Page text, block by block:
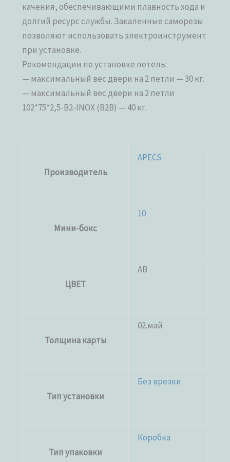
качения, обеспечивающими плавность хода и
долгий ресурс службы. Закаленные саморезы
позволяют использовать электроинструмент
при установке.
Рекомендации по установке петель:
— максимальный вес двери на 2 петли — 30 кг.
— максимальный вес двери на 2 петли
102*75*2,5-B2-INOX (B2B) — 40 кг.
Производитель
APECS
Мини-бокс
10
ЦВЕТ
AB
Толщина карты
02.май
Тип установки
Без врезки
Тип упаковки
Коробка